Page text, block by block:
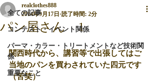
全ての記事
コンテスト・イベント関係
パーマ・カラー・トリートメントなど技術関
係
重要なこと
パン屋さん 1
realclothes888
2014年9月17日 読了時間: 2分
関西時代から、講習等で出張してはご
当地のパンを買わされていた四元です
（苦笑）